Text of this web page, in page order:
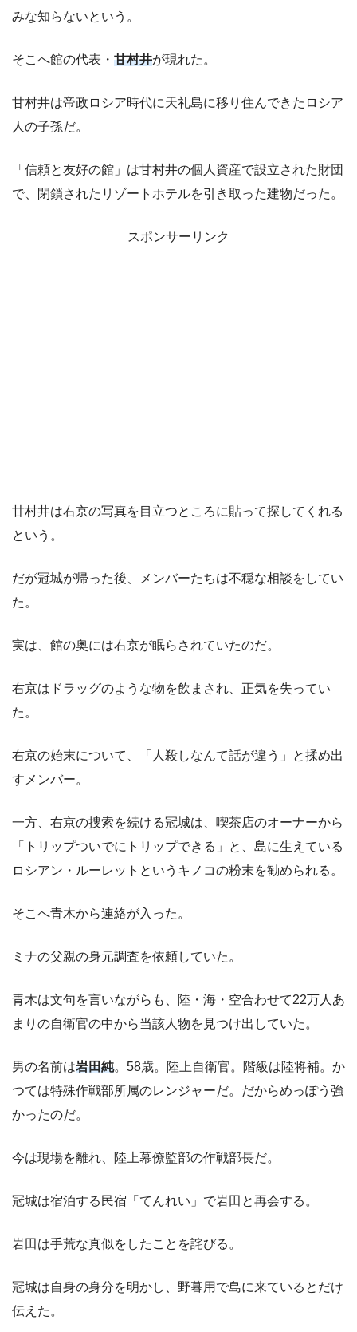
みな知らないという。
そこへ館の代表・ 甘村井が現れた。
甘村井は帝政ロシア時代に天礼島に移り住んできたロシア
人の子孫だ。
「信頼と友好の館」は甘村井の個人資産で設立された財団
で、閉鎖されたリゾートホテルを引き取った建物だった。
スポンサーリンク
甘村井は右京の写真を目立つところに貼って探してくれる
という。
だが冠城が帰った後、メンバーたちは不穏な相談をしてい
た。
実は、館の奥には右京が眠らされていたのだ。
右京はドラッグのような物を飲まされ、正気を失ってい
た。
右京の始末について、「人殺しなんて話が違う」と揉め出
すメンバー。
一方、右京の捜索を続ける冠城は、喫茶店のオーナーから
「トリップついでにトリップできる」と、島に生えている
ロシアン・ルーレットというキノコの粉末を勧められる。
そこへ青木から連絡が入った。
ミナの父親の身元調査を依頼していた。
青木は文句を言いながらも、陸・海・空合わせて22万人あ
まりの自衛官の中から当該人物を見つけ出していた。
男の名前は岩田純。58歳。陸上自衛官。階級は陸将補。か
つては特殊作戦部所属のレンジャーだ。だからめっぽう強
かったのだ。
今は現場を離れ、陸上幕僚監部の作戦部長だ。
冠城は宿泊する民宿「てんれい」で岩田と再会する。
岩田は手荒な真似をしたことを詫びる。
冠城は自身の身分を明かし、野暮用で島に来ているとだけ
伝えた。